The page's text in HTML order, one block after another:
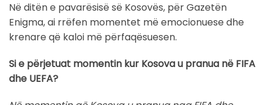
Në ditën e pavarësisë së Kosovës, për Gazetën
Enigma, ai rrëfen momentet më emocionuese dhe
krenare që kaloi më përfaqësuesen.
Si e përjetuat momentin kur Kosova u pranua në FIFA
dhe UEFA?